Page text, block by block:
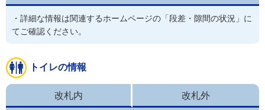
・詳細な情報は関連するホームページの「段差・隙間の状況」に
てご確認ください。
トイレの情報
改札内 改札外